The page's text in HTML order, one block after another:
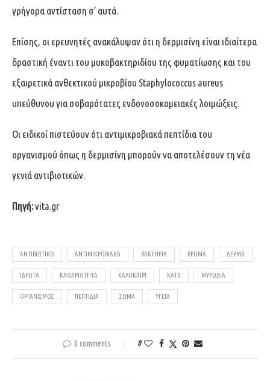
γρήγορα αντίσταση σ’ αυτά.
Επίσης, οι ερευνητές ανακάλυψαν ότι η δερμισίνη είναι ιδιαίτερα
δραστική έναντι του μυκοβακτηριδίου της φυματίωσης και του
εξαιρετικά ανθεκτικού μικροβίου Staphylococcus aureus
υπεύθυνου για σοβαρότατες ενδονοσοκομειακές λοιμώξεις.
Οι ειδικοί πιστεύουν ότι αντιμικροβιακά πεπτίδια του
οργανισμού όπως η δερμισίνη μπορούν να αποτελέσουν τη νέα
γενιά αντιβιοτικών.
Πηγή:vita.gr
ΑΝΤΙΒΙΩΤΙΚΌ ΑΝΤΙΜΙΚΡΟΒΙΑΚΆ ΒΑΚΤΉΡΙΑ ΒΡΏΜΑ ΔΈΡΜΑ
ΙΔΡΏΤΑ ΚΑΘΑΡΙΌΤΗΤΑ ΚΑΛΟΚΑΊΡΙ ΚΑΤΆ ΜΥΡΩΔΙΆ
ΟΡΓΑΝΙΣΜΌΣ ΠΕΠΤΊΔΙΑ ΣΏΜΑ ΥΓΕΊΑ
0 comments 0